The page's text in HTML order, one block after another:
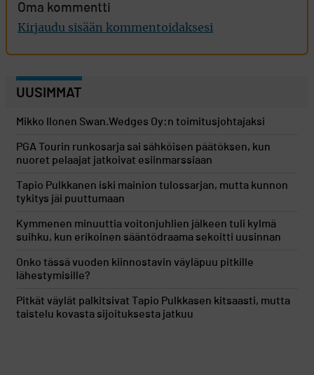
Oma kommentti
Kirjaudu sisään kommentoidaksesi
UUSIMMAT
Mikko Ilonen Swan.Wedges Oy:n toimitusjohtajaksi
PGA Tourin runkosarja sai sähköisen päätöksen, kun
nuoret pelaajat jatkoivat esiinmarssiaan
Tapio Pulkkanen iski mainion tulossarjan, mutta kunnon
tykitys jäi puuttumaan
Kymmenen minuuttia voitonjuhlien jälkeen tuli kylmä
suihku, kun erikoinen sääntödraama sekoitti uusinnan
Onko tässä vuoden kiinnostavin väyläpuu pitkille
lähestymisille?
Pitkät väylät palkitsivat Tapio Pulkkasen kitsaasti, mutta
taistelu kovasta sijoituksesta jatkuu